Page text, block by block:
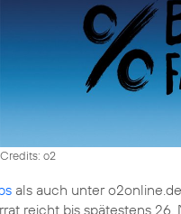
Credits: o2
als auch unter
reicht bis spätestens 26.